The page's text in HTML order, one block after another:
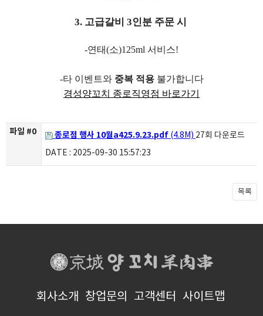
3. 고급갈비 3인분 주문 시
-연태(소)125ml 서비스!
-타 이벤트와 중복 적용 불가합니다
경성양꼬치 종로직영점 바로가기
파일 #0 종로점 행사 10월a425.9.23.pdf (4.8M) 27회 다운로드
DATE : 2025-09-30 15:57:23
목록
회사소개 창업문의 고객센터 사이트맵